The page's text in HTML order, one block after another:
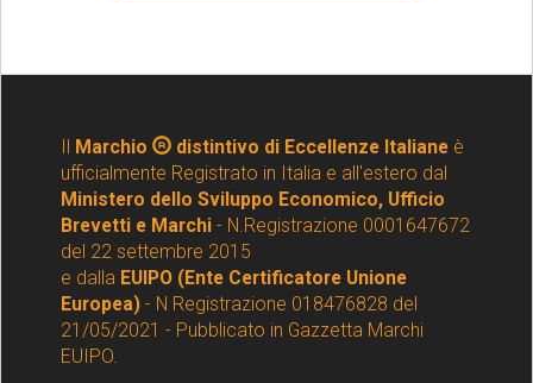
Il Marchio distintivo di Eccellenze Italianeè
ufficialmente Registrato in Italia e all'estero dal
Ministero dello Sviluppo Economico, Ufficio
Brevetti e Marchi - N.Registrazione 0001647672
del 22 settembre 2015
e dalla EUIPO (Ente Certificatore Unione
Europea) - N Registrazione 018476828 del
21/05/2021 - Pubblicato in Gazzetta Marchi
EUIPO.